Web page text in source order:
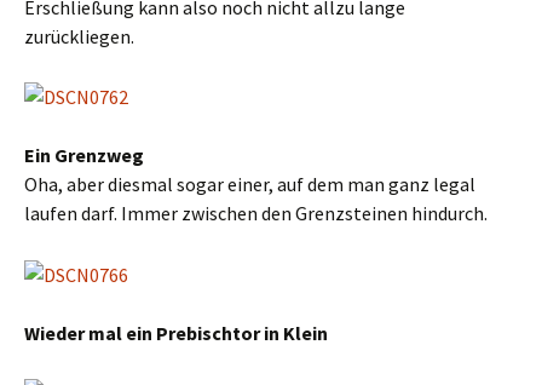
Erschließung kann also noch nicht allzu lange
zurückliegen.
Ein Grenzweg
Oha, aber diesmal sogar einer, auf dem man ganz legal
laufen darf. Immer zwischen den Grenzsteinen hindurch.
Wieder mal ein Prebischtor in Klein